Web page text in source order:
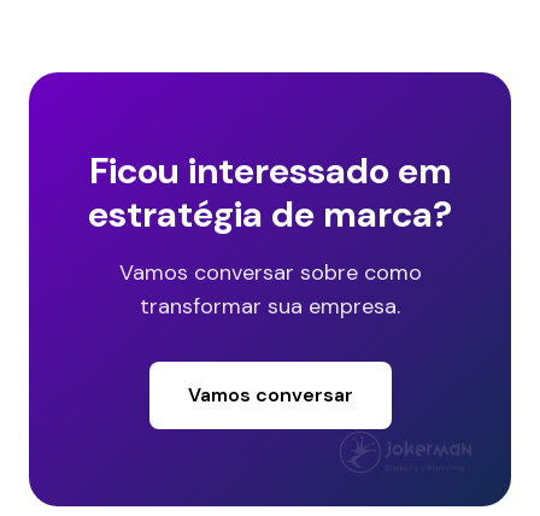
Ficou interessado em
estratégia de marca?
Vamos conversar sobre como
transformar sua empresa.
Vamos conversar